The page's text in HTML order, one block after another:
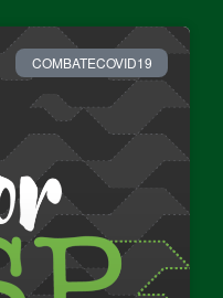
COMBATECOVID19